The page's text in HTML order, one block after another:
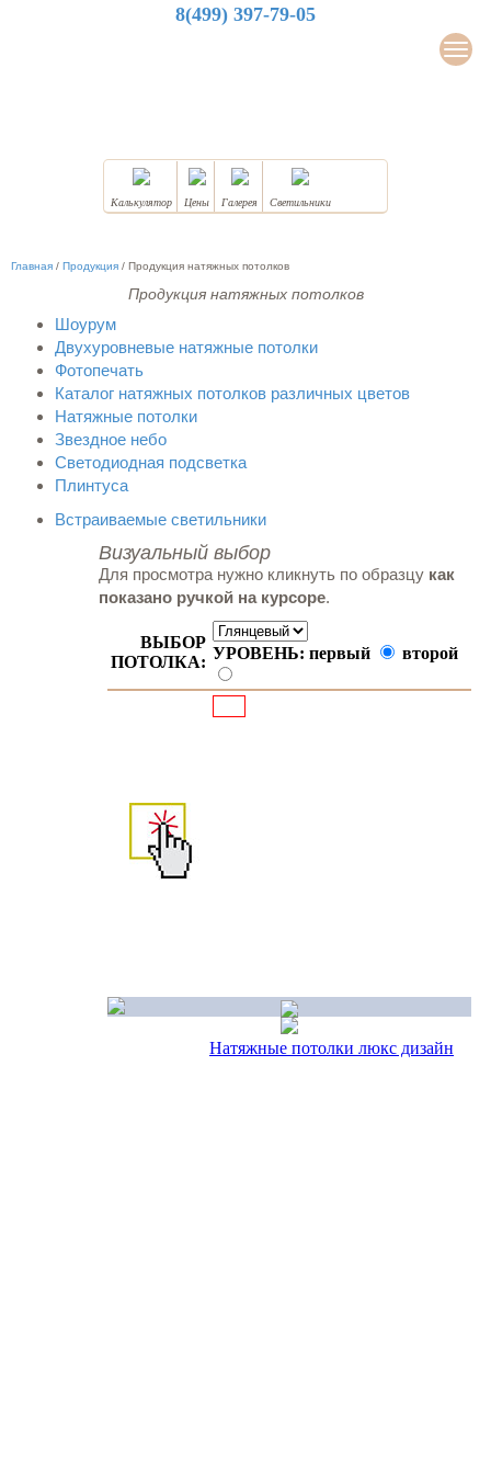
8(499) 397-79-05
Калькулятор Цены Галерея Светильники
Главная / Продукция / Продукция натяжных потолков
Продукция натяжных потолков
Шоурум
Двухуровневые натяжные потолки
Фотопечать
Каталог натяжных потолков различных цветов
Натяжные потолки
Звездное небо
Светодиодная подсветка
Плинтуса
Встраиваемые светильники
Визуальный выбор
Для просмотра нужно кликнуть по образцу как
показано ручкой на курсоре.